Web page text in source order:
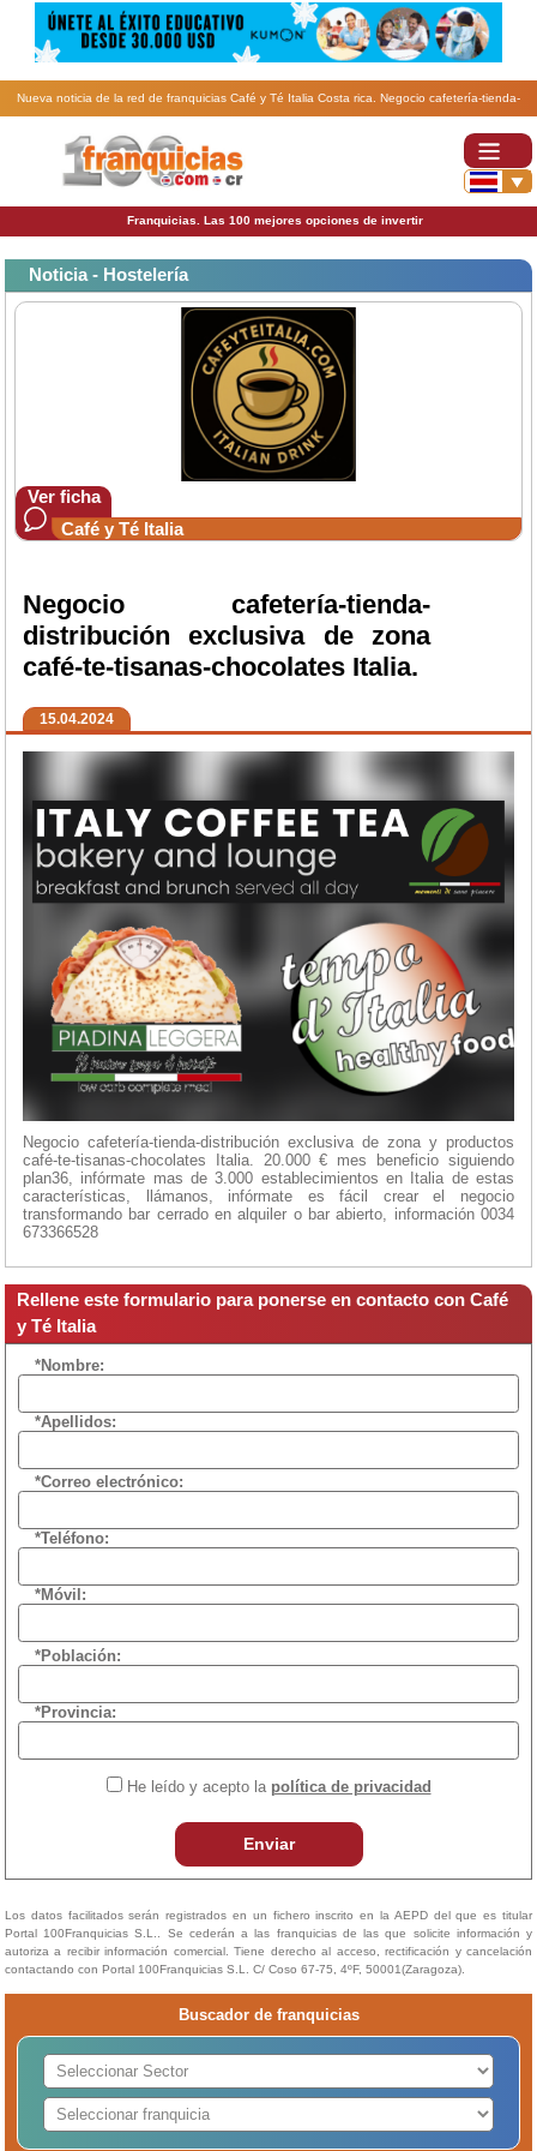
Nueva noticia de la red de franquicias Café y Té Italia Costa rica. Negocio cafetería-tienda-
distribución exclusiva de zona café-te-tisanas-chocolates Italia..
Franquicias. Las 100 mejores opciones de invertir
Noticia - Hostelería
Ver ficha
Café y Té Italia
Negocio cafetería-tienda-
distribución exclusiva de zona
café-te-tisanas-chocolates Italia.
15.04.2024
Negocio cafetería-tienda-distribución exclusiva de zona y productos
café-te-tisanas-chocolates Italia. 20.000 € mes beneficio siguiendo
plan36, infórmate mas de 3.000 establecimientos en Italia de estas
características, llámanos, infórmate es fácil crear el negocio
transformando bar cerrado en alquiler o bar abierto, información 0034
673366528
Rellene este formulario para ponerse en contacto con Café
y Té Italia
*Nombre:
*Apellidos:
*Correo electrónico:
*Teléfono:
*Móvil:
*Población:
*Provincia:
He leído y acepto la política de privacidad
Enviar
Los datos facilitados serán registrados en un fichero inscrito en la AEPD del que es titular
Portal 100Franquicias S.L.. Se cederán a las franquicias de las que solicite información y
autoriza a recibir información comercial. Tiene derecho al acceso, rectificación y cancelación
contactando con Portal 100Franquicias S.L. C/ Coso 67-75, 4ºF, 50001(Zaragoza).
Buscador de franquicias